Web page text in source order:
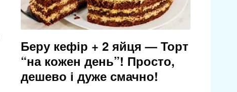
Беру кефір + 2 яйця — Торт
“на кожен день”! Просто,
дешево і дуже смачно!